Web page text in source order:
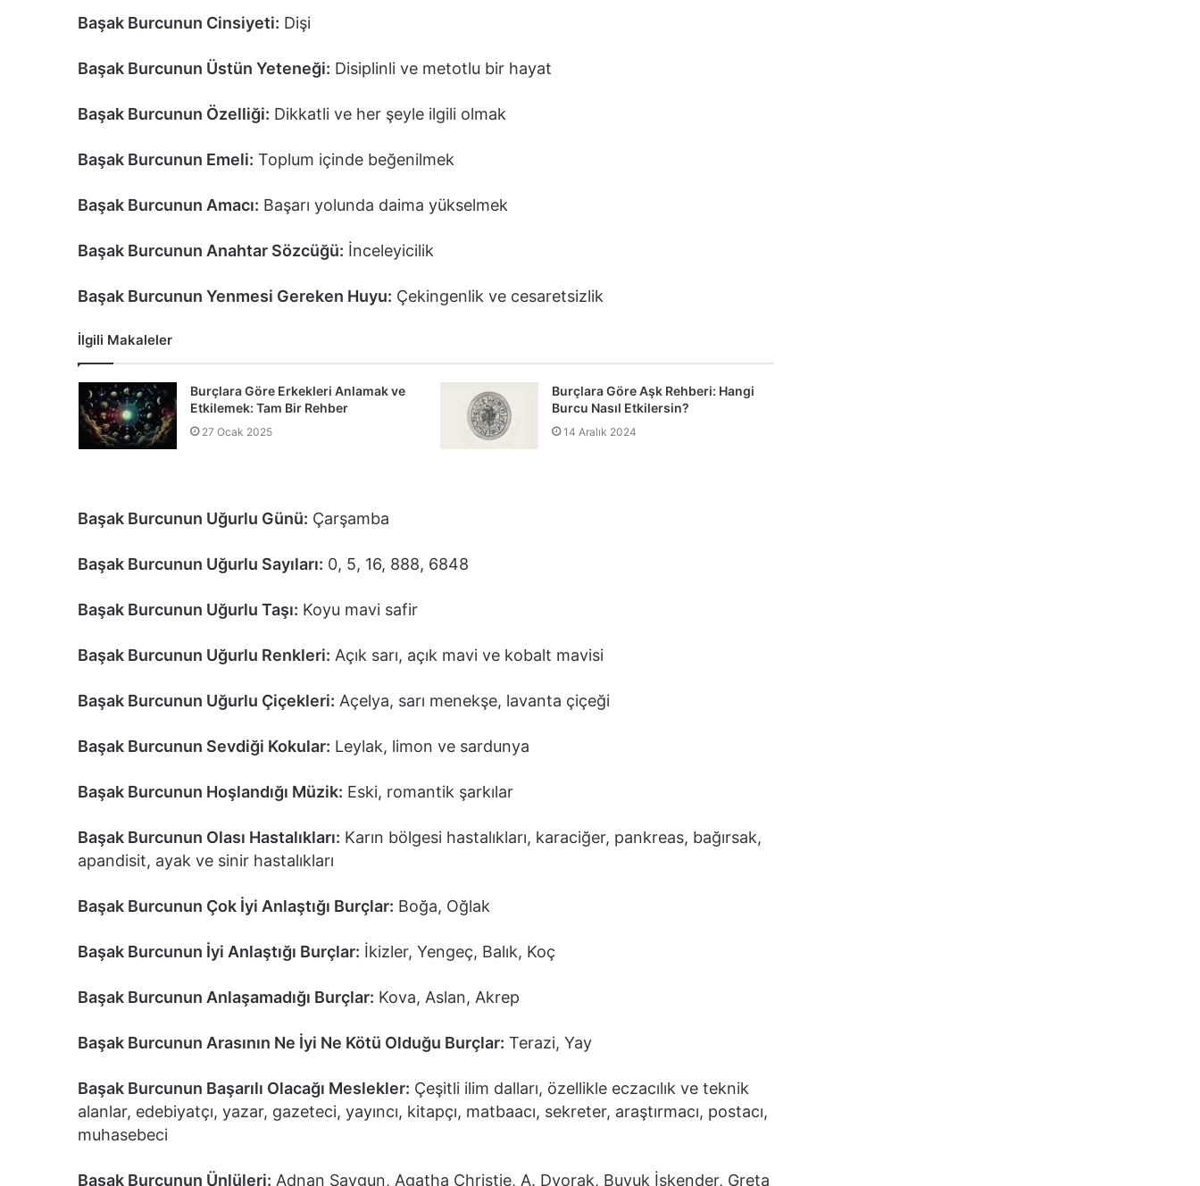
Başak Burcunun Cinsiyeti: Dişi
Başak Burcunun Üstün Yeteneği: Disiplinli ve metotlu bir hayat
Başak Burcunun Özelliği: Dikkatli ve her şeyle ilgili olmak
Başak Burcunun Emeli: Toplum içinde beğenilmek
Başak Burcunun Amacı: Başarı yolunda daima yükselmek
Başak Burcunun Anahtar Sözcüğü: İnceleyicilik
Başak Burcunun Yenmesi Gereken Huyu: Çekingenlik ve cesaretsizlik
İlgili Makaleler
Burçlara Göre Erkekleri Anlamak ve
Etkilemek: Tam Bir Rehber
27 Ocak 2025
Burçlara Göre Aşk Rehberi: Hangi
Burcu Nasıl Etkilersin?
14 Aralık 2024
Başak Burcunun Uğurlu Günü: Çarşamba
Başak Burcunun Uğurlu Sayıları: 0, 5, 16, 888, 6848
Başak Burcunun Uğurlu Taşı: Koyu mavi safir
Başak Burcunun Uğurlu Renkleri: Açık sarı, açık mavi ve kobalt mavisi
Başak Burcunun Uğurlu Çiçekleri: Açelya, sarı menekşe, lavanta çiçeği
Başak Burcunun Sevdiği Kokular: Leylak, limon ve sardunya
Başak Burcunun Hoşlandığı Müzik: Eski, romantik şarkılar
Başak Burcunun Olası Hastalıkları: Karın bölgesi hastalıkları, karaciğer, pankreas, bağırsak,
apandisit, ayak ve sinir hastalıkları
Başak Burcunun Çok İyi Anlaştığı Burçlar: Boğa, Oğlak
Başak Burcunun İyi Anlaştığı Burçlar: İkizler, Yengeç, Balık, Koç
Başak Burcunun Anlaşamadığı Burçlar: Kova, Aslan, Akrep
Başak Burcunun Arasının Ne İyi Ne Kötü Olduğu Burçlar: Terazi, Yay
Başak Burcunun Başarılı Olacağı Meslekler: Çeşitli ilim dalları, özellikle eczacılık ve teknik
alanlar, edebiyatçı, yazar, gazeteci, yayıncı, kitapçı, matbaacı, sekreter, araştırmacı, postacı,
muhasebeci
Başak Burcunun Ünlüleri: Adnan Saygun, Agatha Christie, A. Dvorak, Buyuk İskender, Greta